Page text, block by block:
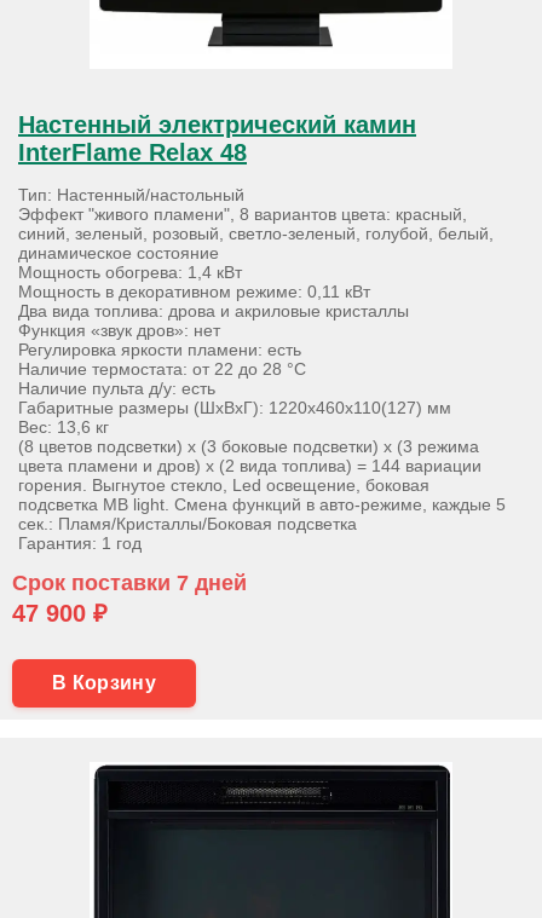
Настенный электрический камин
InterFlame Relax 48
Тип: Настенный/настольный
Эффект "живого пламени", 8 вариантов цвета: красный,
синий, зеленый, розовый, светло-зеленый, голубой, белый,
динамическое состояние
Мощность обогрева: 1,4 кВт
Мощность в декоративном режиме: 0,11 кВт
Два вида топлива: дрова и акриловые кристаллы
Функция «звук дров»: нет
Регулировка яркости пламени: есть
Наличие термостата: от 22 до 28 °С
Наличие пульта д/у: есть
Габаритные размеры (ШхВхГ): 1220х460х110(127) мм
Вес: 13,6 кг
(8 цветов подсветки) х (3 боковые подсветки) х (3 режима
цвета пламени и дров) х (2 вида топлива) = 144 вариации
горения. Выгнутое стекло, Led освещение, боковая
подсветка MB light. Смена функций в авто-режиме, каждые 5
сек.: Пламя/Кристаллы/Боковая подсветка
Гарантия: 1 год
Срок поставки 7 дней
47 900 ₽
В Корзину